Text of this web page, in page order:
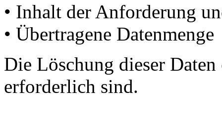
• Inhalt der Anforderung
• Übertragene Datenmenge
Die Löschung dieser
erforderlich sind.